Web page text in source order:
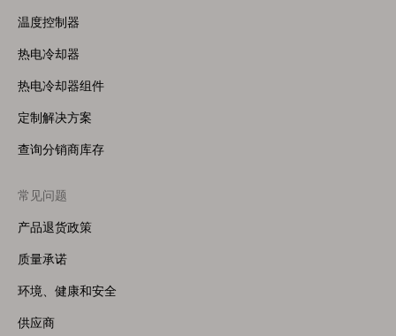
温度控制器
热电冷却器
热电冷却器组件
定制解决方案
查询分销商库存
常见问题
产品退货政策
质量承诺
环境、健康和安全
供应商